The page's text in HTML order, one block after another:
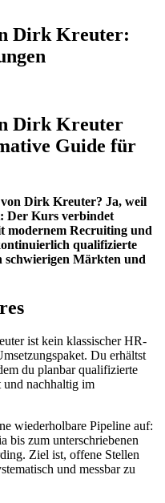
Dirk Kreuter:
Dirk Kreuter
Guide für
Dirk Kreuter? Ja, weil
Der Kurs verbindet
modernem Recruiting und
qualifizierte
schwierigen Märkten und
ist kein klassischer HR-
Du erhältst
du planbar qualifizierte
und nachhaltig im
wiederholbare Pipeline auf:
bis zum unterschriebenen
Ziel ist, offene Stellen
und messbar zu